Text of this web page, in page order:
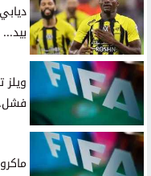
بيد...
ويلز